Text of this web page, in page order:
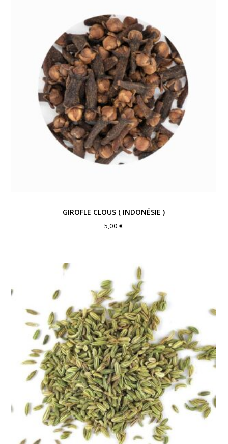
GIROFLE CLOUS ( INDONÉSIE )
5,00€